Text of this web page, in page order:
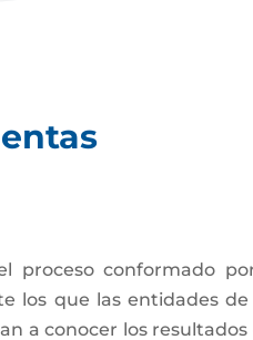
proceso conformado
los que las entidades
a conocer los